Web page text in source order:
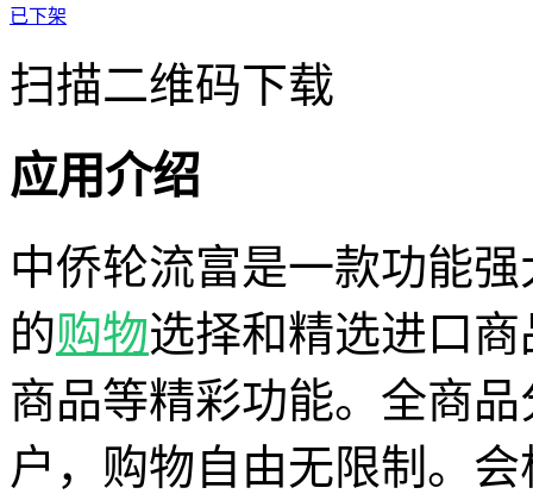
已下架
扫描二维码下载
应用介绍
中侨轮流富是一款功能
的购物选择和精选进口
商品等精彩功能。全商
户，购物自由无限制。